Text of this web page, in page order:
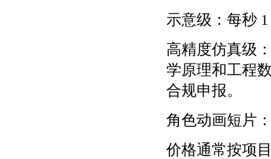
示意级：每秒
高精度仿真级
学原理和工程
合规申报。
角色动画短片
价格通常按项